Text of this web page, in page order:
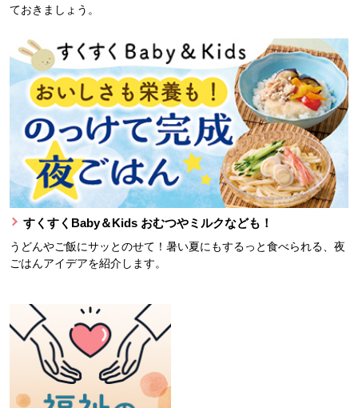
ておきましょう。
すくすくBaby＆Kids おむつやミルクなども！
うどんやご飯にサッとのせて！暑い夏にもするっと食べられる、夜
ごはんアイデアを紹介します。